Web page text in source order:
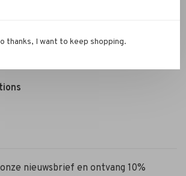
/ Private Shopping
nieuwsbrief en ontvang 10%
thanks, I want to keep shopping.